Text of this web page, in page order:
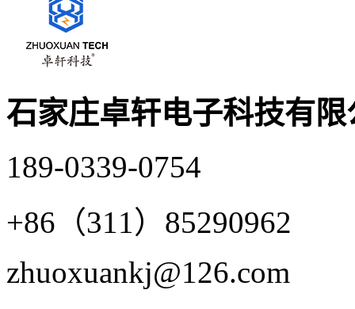
石家庄卓轩电子科技有限
189-0339-0754
+86（311）85290962
zhuoxuankj@126.com